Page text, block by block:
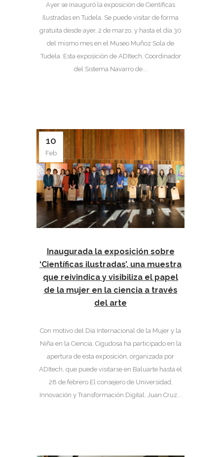
Ayer se inauguró la exposición de Científicas
Ilustradas en Tudela. Se puede visitar de forma
gratuita desde ayer, 2 de marzo, y hasta el día 30
del mismo mes en el Museo Muñoz Sola de
Tudela. Esta exposición de ADItech, Coordinador
del Sistema Navarro de...
10
Feb
Inaugurada la exposición sobre
‘Científicas ilustradas’, una muestra
que reivindica y visibiliza el papel
de la mujer en la ciencia a través
del arte
Con motivo del Día Internacional de la Mujer y la
Niña en la Ciencia, Cigudosa ha participado en la
apertura de esta exposición, organizada por
ADItech, que puede visitarse en Baluarte hasta el
28 de febrero El consejero de Universidad,
Innovación y Transformación Digital, Juan Cruz...